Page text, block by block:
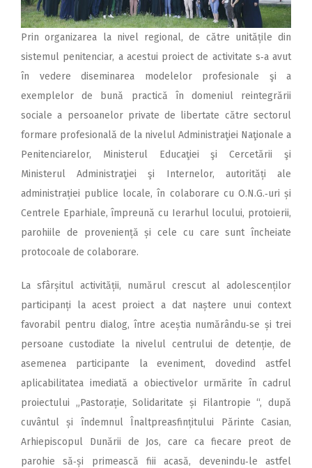
Prin organizarea la nivel regional, de către unitățile din
sistemul penitenciar, a acestui proiect de activitate s‑a avut
în vedere diseminarea modelelor profesionale şi a
exemplelor de bună practică în domeniul reintegrării
sociale a persoanelor private de libertate către sectorul
formare profesională de la nivelul Administraţiei Naţionale a
Penitenciarelor, Ministerul Educaţiei şi Cercetării şi
Ministerul Administraţiei şi Internelor, autorități ale
administrației publice locale, în colaborare cu O.N.G.‑uri și
Centrele Eparhiale, împreună cu Ierarhul locului, protoierii,
parohiile de proveniență și cele cu care sunt încheiate
protocoale de colaborare.
La sfârșitul activi­tății, nu­mărul crescut al ado­lescenților
par­tici­panți la acest proiect a dat naștere unui context
favorabil pentru dialog, între aceștia numărându‑se și trei
persoane custodiate la nivelul centrului de detenție, de
asemenea participante la eveniment, dovedind ast­fel
aplicabilitatea imediată a obiectivelor urmărite în cadrul
proiectului „Pastorație, Solidaritate și Filantropie “, după
cuvântul și îndemnul Înaltpreasfințitului Părinte Casian,
Arhiepiscopul Dunării de Jos, care ca fiecare preot de
parohie să‑și primească fiii acasă, devenindu‑le astfel